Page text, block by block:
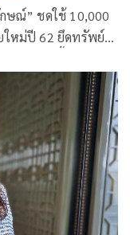
ษณ์” ชดใช้ 10,000
หม่ปี 62 ยึดทรัพย์ได้
ฟ้องใหม่หากอยากขอ